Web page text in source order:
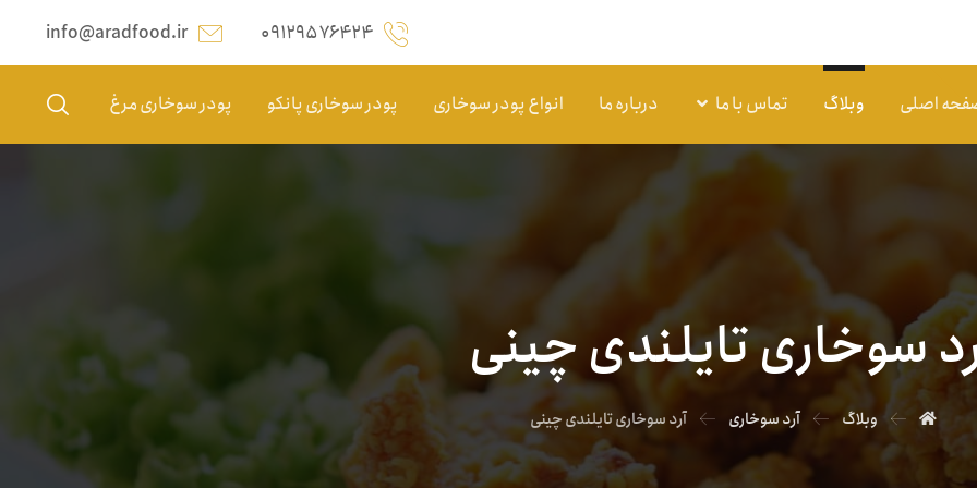
info@aradfood.ir ۰۹۱۲۹۵۷۶۴۲۴
اصلی وبلاگ تماس با ما درباره ما انواع پودر سوخاری پودر سوخاری پانکو پودر سوخاری مرغ
سوخاری تایلندی چینی
وبلاگ آرد سوخاری آرد سوخاری تایلندی چینی